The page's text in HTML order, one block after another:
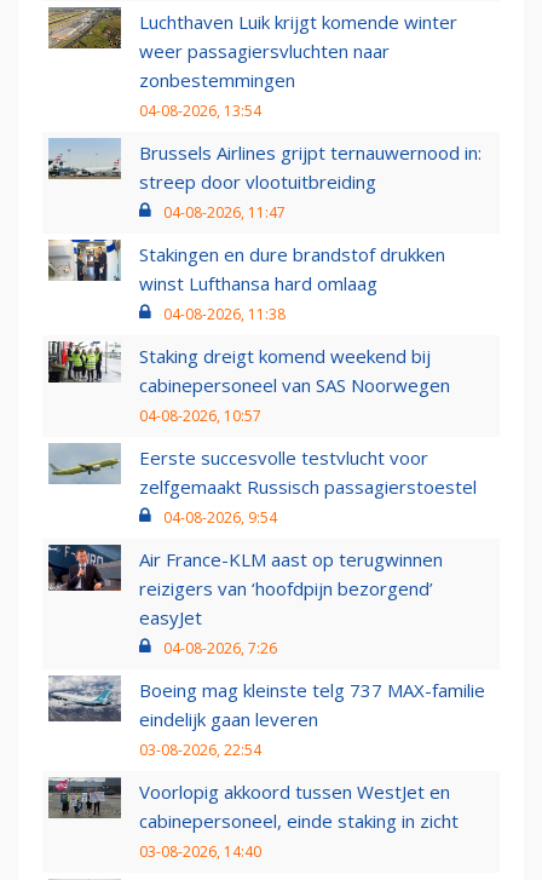
Luchthaven Luik krijgt komende winter
weer passagiersvluchten naar
zonbestemmingen
04-08-2026, 13:54
Brussels Airlines grijpt ternauwernood in:
streep door vlootuitbreiding
04-08-2026, 11:47
Stakingen en dure brandstof drukken
winst Lufthansa hard omlaag
04-08-2026, 11:38
Staking dreigt komend weekend bij
cabinepersoneel van SAS Noorwegen
04-08-2026, 10:57
Eerste succesvolle testvlucht voor
zelfgemaakt Russisch passagierstoestel
04-08-2026, 9:54
Air France-KLM aast op terugwinnen
reizigers van ‘hoofdpijn bezorgend’
easyJet
04-08-2026, 7:26
Boeing mag kleinste telg 737 MAX-familie
eindelijk gaan leveren
03-08-2026, 22:54
Voorlopig akkoord tussen WestJet en
cabinepersoneel, einde staking in zicht
03-08-2026, 14:40